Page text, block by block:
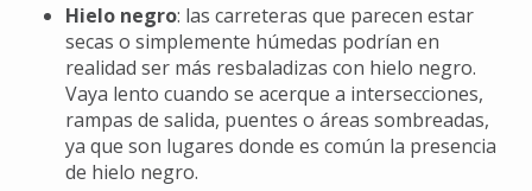
Hielo negro: las carreteras que parecen estar
secas o simplemente húmedas podrían en
realidad ser más resbaladizas con hielo negro.
Vaya lento cuando se acerque a intersecciones,
rampas de salida, puentes o áreas sombreadas,
ya que son lugares donde es común la presencia
de hielo negro.